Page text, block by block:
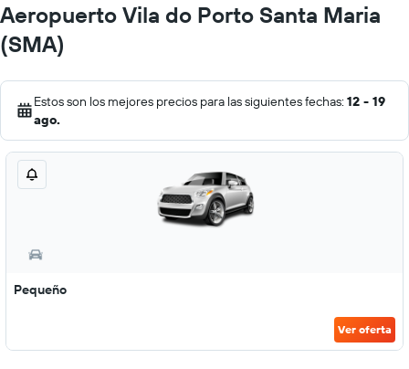
Aeropuerto Vila do Porto Santa Maria
(SMA)
Estos son los mejores precios para las siguientes fechas: 12 - 19
ago.
Pequeño
Ver oferta